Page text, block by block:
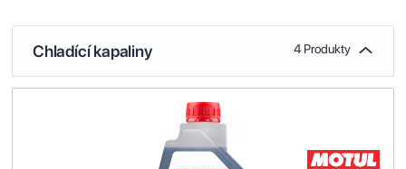
Chladící kapaliny 4 Produkty